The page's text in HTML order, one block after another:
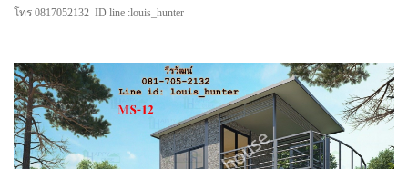
โทร 0817052132 ID line :louis_hunter